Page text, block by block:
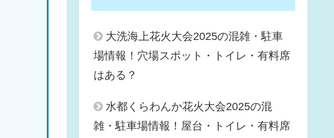
大洗海上花火大会2025の混雑・駐車
場情報！穴場スポット・トイレ・有料席
はある？
水都くらわんか花火大会2025の混
雑・駐車場情報！屋台・トイレ・有料席